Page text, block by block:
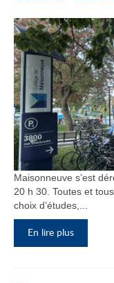
Maisonneuve s’est
20 h 30. Toutes et
choix d’études,...
En lire plus